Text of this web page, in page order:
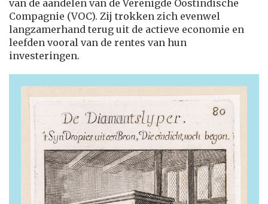
van de aandelen van de Verenigde Oostindische
Compagnie (VOC). Zij trokken zich evenwel
langzamerhand terug uit de actieve economie en
leefden vooral van de rentes van hun
investeringen.